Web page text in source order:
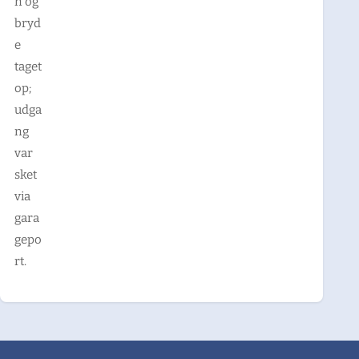
bryd
e
taget
op;
udga
ng
var
sket
via
gara
gepo
rt.